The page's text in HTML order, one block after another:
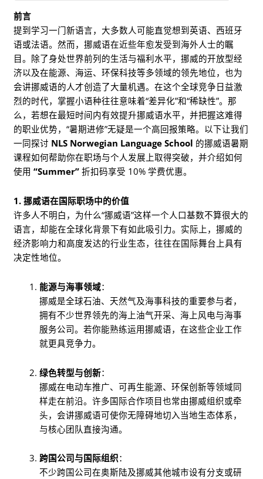
前言
提到学习一门新语言，大多数人可能直觉想到英语、西班牙
语或法语。然而，挪威语在近些年愈发受到海外人士的瞩
目。除了身处世界前列的生活与福利水平，挪威的开放型经
济以及在能源、海运、环保科技等多领域的领先地位，也为
会讲挪威语的人才创造了大量机遇。在这个全球竞争日益激
烈的时代，掌握小语种往往意味着“差异化”和“稀缺性”。那
么，若想在最短时间内有效提升挪威语水平，并把握这难得
的职业优势，“暑期进修”无疑是一个高回报策略。以下让我们
一同探讨 NLS Norwegian Language School 的挪威语暑期
课程如何帮助你在职场与个人发展上取得突破，并介绍如何
使用“Summer” 折扣码享受 10% 学费优惠。
1. 挪威语在国际职场中的价值
许多人不明白，为什么“挪威语”这样一个人口基数不算很大的
语言，却能在全球化背景下有如此吸引力。实际上，挪威的
经济影响力和高度发达的行业生态，往往在国际舞台上具有
决定性地位。
能源与海事领域：
挪威是全球石油、天然气及海事科技的重要参与者，
拥有不少世界领先的海上油气开采、海上风电与海事
服务公司。若你能熟练运用挪威语，在这些企业工作
就更具竞争力。
绿色转型与创新：
挪威在电动车推广、可再生能源、环保创新等领域同
样走在前沿。许多国际合作项目也常由挪威组织或牵
头，会讲挪威语可使你无障碍地切入当地生态体系，
与核心团队直接沟通。
跨国公司与国际组织：
不少跨国公司在奥斯陆及挪威其他城市设有分支或研